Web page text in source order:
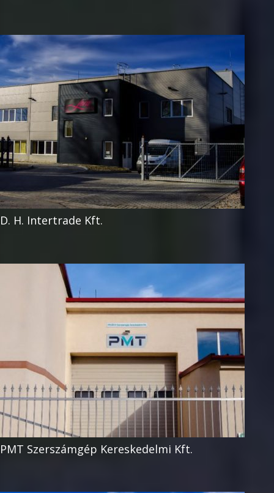
D. H. Intertrade Kft.
PMT Szerszámgép Kereskedelmi Kft.